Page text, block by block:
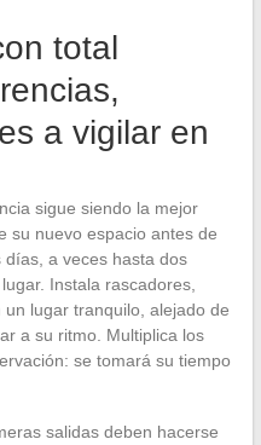
total
a vigilar en
sigue siendo la mejor
su nuevo espacio antes de
a veces hasta dos
Instala rascadores,
lugar tranquilo, alejado de
a su ritmo. Multiplica los
se tomará su tiempo
salidas deben hacerse